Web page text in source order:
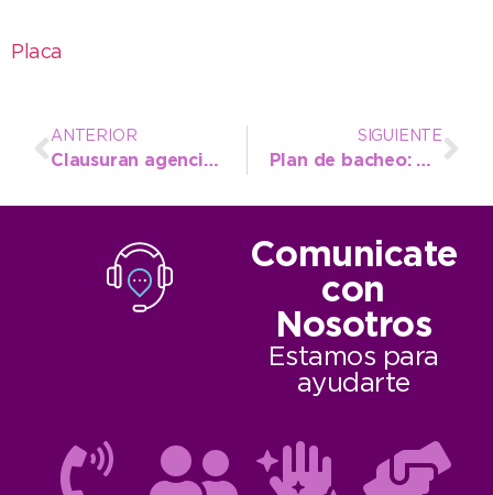
Placa
ANTERIOR
Clausuran agencias de remís por diversos incumplimientos
SIGUIENTE
Plan de bacheo: Continúan reparándose dársenas de ómnibus en Avenida 59
Comunicate
con
Nosotros
Estamos para
ayudarte